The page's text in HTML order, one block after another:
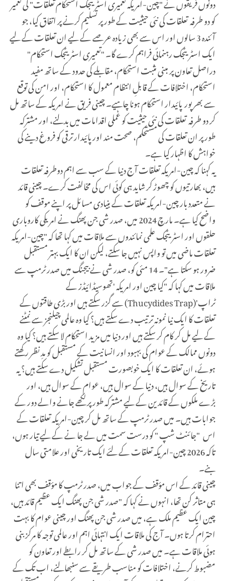
کو دو طرفہ تعلقات کی نئی حیثیت کے طور پر تسلیم کرنے پر اتفاق کیا، جو
آئندہ 3 سالوں اور اس سے بھی زیادہ عرصے کے لیے ان تعلقات کے لیے
ایک اسٹریٹجک رہنمائی فراہم کرے گا۔ "تعمیری اسٹریٹجک استحکام"
دراصل تعاون پر مبنی مثبت استحکام، مقابلے کی حدود کے ساتھ مفید
استحکام، اختلافات کے قابلِ انتظام معمول کا استحکام، اور امن کی توقع
سے بھرپور پائیدار استحکام ہونا چاہیے۔ چینی فریق نے امریکہ کے ساتھ مل
کر دو طرفہ تعلقات کی نئی حیثیت کو عملی اقدامات میں بدلنے، اور مشترکہ
طور پر ان تعلقات کی مستحکم، صحت مند اور پائیدار ترقی کو فروغ دینے کی
خواہش کا اظہار کیا ہے۔
یہ کہنا کہ چین-امریکہ تعلقات آج دنیا کے سب سے اہم دوطرفہ تعلقات
ہیں، بھارتیوں کو چھوڑ کر شاید ہی کوئی اس کی مخالفت کرے۔ چینی قائد
نے متعدد بار چین-امریکہ تعلقات کے بنیادی مسائل پر اپنے موقف کو
واضح کیا ہے۔ مارچ 2024 میں، صدر شی جن پھنگ نے امریکی کاروباری
حلقوں اور اسٹریٹجک علمی نمائندوں سے ملاقات میں کہا تھا کہ "چین-امریکہ
تعلقات ماضی میں تو واپس نہیں جا سکتے، لیکن ان کا ایک بہتر مستقبل
ضرور ہو سکتا ہے"۔ 14 مئی کو، صدر شی نے بیجنگ میں صدر ٹرمپ سے
ملاقات میں کہا کہ "کیا چین اور امریکہ 'تھوسیڈائیڈز کے
ٹراپ'
(Thucydides Trap)سے گزر سکتے ہیں اور بڑی طاقتوں کے
تعلقات کا ایک نیا نمونہ ترتیب دے سکتے ہیں؟ کیا وہ عالمی چیلنجز سے نمٹنے
کے لیے مل کر کام کر سکتے ہیں اور دنیا میں مزید استحکام لا سکتے ہیں؟ کیا وہ
دونوں ممالک کے عوام کی بہبود اور انسانیت کے مستقبل کو مدِ نظر رکھتے
ہوئے، ان تعلقات کا ایک خوبصورت مستقبل تشکیل دے سکتے ہیں؟ یہ
تاریخ کے سوال ہیں، دنیا کے سوال ہیں، عوام کے سوال ہیں، اور
بڑے ملکوں کے قائدین کے لیے مشترکہ طور پر لکھے جانے والے دور کے
جوابات ہیں۔ میں صدر ٹرمپ کے ساتھ مل کر چین-امریکہ تعلقات کے
اس "جائنٹ شپ " کو درست سمت میں لے جا نے کے لیے تیار ہوں،
تاکہ 2026 چین-امریکہ تعلقات کے لئے ایک تاریخی اور علامتی سال
بنے۔
چینی قائد کے اس مؤقف کے جواب میں، صدر ٹرمپ کا مؤقف بھی اتنا
ہی متاثر کن تھا، انہوں نے کہا کہ "صدر شی جن پھنگ ایک عظیم قائد ہیں،
چین ایک عظیم ملک ہے، میں صدر شی جن پھنگ اور چینی عوام کا بہت
احترام کرتا ہوں۔ آج کی ملاقات ایک انتہائی اہم اور عالمی توجہ کا مرکز بنی
ہوئی ملاقات ہے۔ میں صدر شی کے ساتھ مل کر رابطے اور تعاون کو
مضبوط کرنے، اختلافات کو مناسب طریقے سے سنبھالنے، اب تک کے